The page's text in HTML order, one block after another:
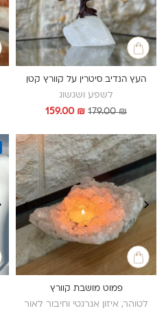
העץ הנדיב סיטרין על קוורץ קטן
לשפע ושגשוג
179.00₪
המחיר
היה:
179.00 ₪.
159.00 ₪
המחיר
הוא:
159.00 ₪.
פמוט מושבת קוורץ
לטוהר, איזון אנרגטי וחיבור לאור